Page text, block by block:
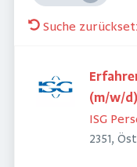
Suche
(m/w/
ISG
2351,